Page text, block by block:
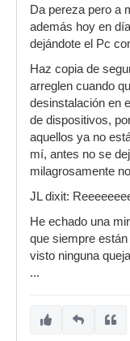
Da pereza pero a
además hoy en
dejándote el Pc
Haz copia de
arreglen cuando
desinstalación en
de dispositivos,
aquellos ya no
mí, antes no se
milagrosamente
JL dixit:
He echado una
que siempre
visto ninguna
...